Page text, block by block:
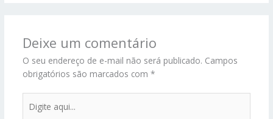
Deixe um comentário
O seu endereço de e-mail não será publicado. Campos
obrigatórios são marcados com *
aqui...